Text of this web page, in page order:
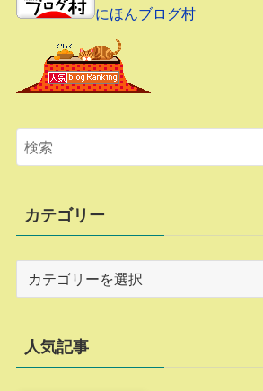
にほんブログ村
カテゴリー
ー
人気記事